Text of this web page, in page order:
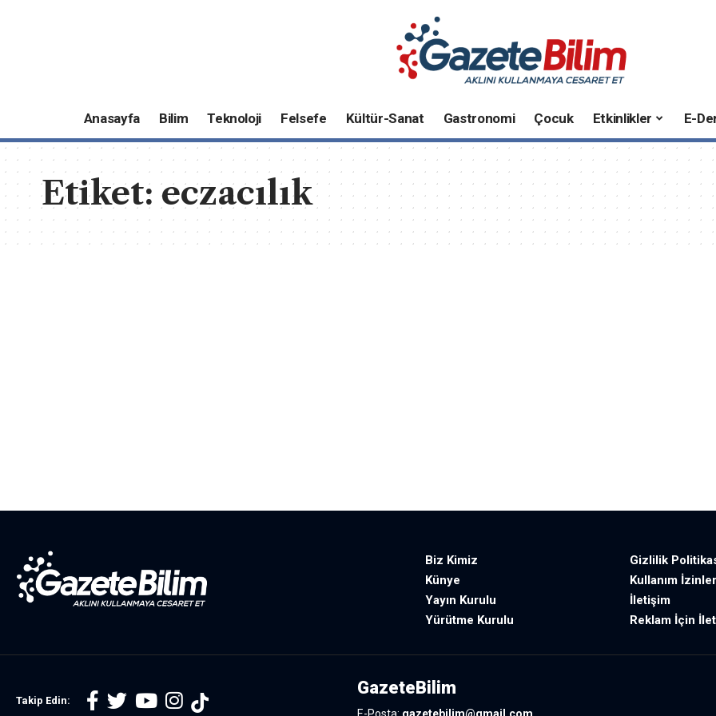
Anasayfa Bilim Teknoloji Felsefe Kültür-Sanat Gastronomi Çocuk Etkinlikler E-
Etiket:eczacılık
Biz Kimiz
Künye
Yayın Kurulu
Yürütme Kurulu
Gizlilik
Kullanım
İletişim
Reklam İçin
Takip Edin:
GazeteBilim
E-Posta: gazetebilim@gmail.com